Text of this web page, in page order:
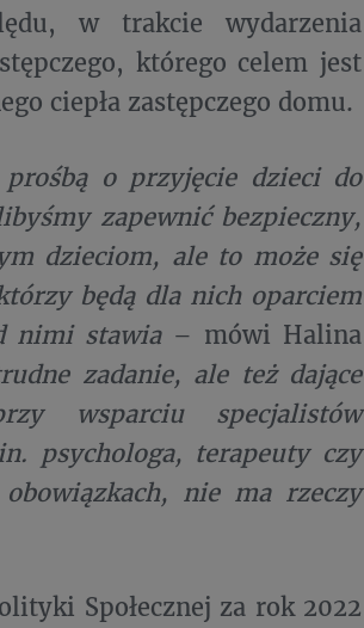
w trakcie wydarzenia
którego celem jest
ciepła zastępczego domu.
o przyjęcie dzieci do
zapewnić bezpieczny,
dzieciom, ale to może się
będą dla nich oparciem
nimi stawia – mówi Halina
zadanie, ale też dające
wsparciu specjalistów
psychologa, terapeuty czy
nie ma rzeczy
Społecznej za rok 2022